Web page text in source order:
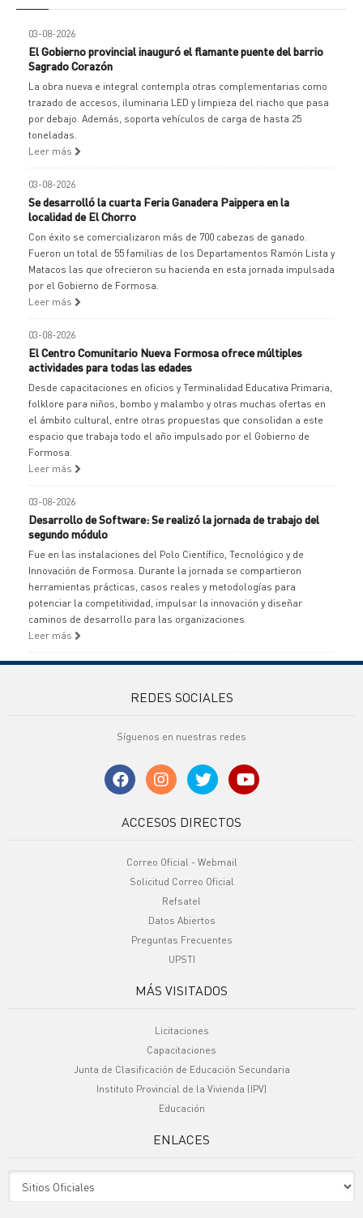
03-08-2026
El Gobierno provincial inauguró el flamante puente del barrio
Sagrado Corazón
La obra nueva e integral contempla otras complementarias como
trazado de accesos, iluminaria LED y limpieza del riacho que pasa
por debajo. Además, soporta vehículos de carga de hasta 25
toneladas.
Leer más
03-08-2026
Se desarrolló la cuarta Feria Ganadera Paippera en la
localidad de El Chorro
Con éxito se comercializaron más de 700 cabezas de ganado.
Fueron un total de 55 familias de los Departamentos Ramón Lista y
Matacos las que ofrecieron su hacienda en esta jornada impulsada
por el Gobierno de Formosa.
Leer más
03-08-2026
El Centro Comunitario Nueva Formosa ofrece múltiples
actividades para todas las edades
Desde capacitaciones en oficios y Terminalidad Educativa Primaria,
folklore para niños, bombo y malambo y otras muchas ofertas en
el ámbito cultural, entre otras propuestas que consolidan a este
espacio que trabaja todo el año impulsado por el Gobierno de
Formosa.
Leer más
03-08-2026
Desarrollo de Software: Se realizó la jornada de trabajo del
segundo módulo
Fue en las instalaciones del Polo Científico, Tecnológico y de
Innovación de Formosa. Durante la jornada se compartieron
herramientas prácticas, casos reales y metodologías para
potenciar la competitividad, impulsar la innovación y diseñar
caminos de desarrollo para las organizaciones.
Leer más
REDES SOCIALES
Síguenos en nuestras redes
ACCESOS DIRECTOS
Correo Oficial - Webmail
Solicitud Correo Oficial
Refsatel
Datos Abiertos
Preguntas Frecuentes
UPSTI
MÁS VISITADOS
Licitaciones
Capacitaciones
Junta de Clasificación de Educación Secundaria
Instituto Provincial de la Vivienda (IPV)
Educación
ENLACES